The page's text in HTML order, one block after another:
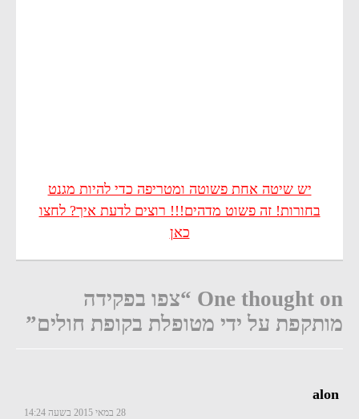
יש שיטה אחת פשוטה ומטריפה כדי להיות מגנט
בחורות! זה פשוט מדהים!!! רוצים לדעת איך? לחצו
כאן
One thought on “צפו בפקידה
מותקפת על ידי מטופלת בקופת חולים”
alon
28 במאי 2015 בשעה 14:24